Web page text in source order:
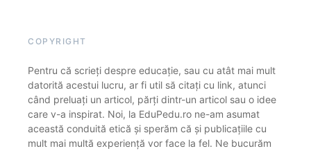
COPYRIGHT
Pentru că scrieți despre educație, sau cu atât mai mult
datorită acestui lucru, ar fi util să citați cu link, atunci
când preluați un articol, părți dintr-un articol sau o idee
care v-a inspirat. Noi, la EduPedu.ro ne-am asumat
această conduită etică și sperăm că și publicațiile cu
mult mai multă experiență vor face la fel. Ne bucurăm